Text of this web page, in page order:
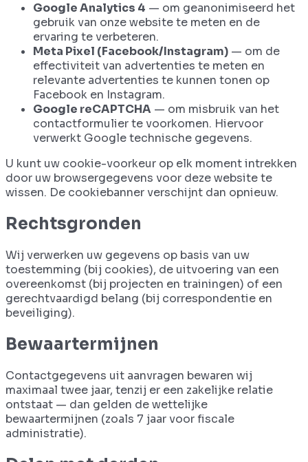
Google Analytics 4 — om geanonimiseerd het
gebruik van onze website te meten en de
ervaring te verbeteren.
Meta Pixel (Facebook/Instagram) — om de
effectiviteit van advertenties te meten en
relevante advertenties te kunnen tonen op
Facebook en Instagram.
Google reCAPTCHA — om misbruik van het
contactformulier te voorkomen. Hiervoor
verwerkt Google technische gegevens.
U kunt uw cookie-voorkeur op elk moment intrekken
door uw browsergegevens voor deze website te
wissen. De cookiebanner verschijnt dan opnieuw.
Rechtsgronden
Wij verwerken uw gegevens op basis van uw
toestemming (bij cookies), de uitvoering van een
overeenkomst (bij projecten en trainingen) of een
gerechtvaardigd belang (bij correspondentie en
beveiliging).
Bewaartermijnen
Contactgegevens uit aanvragen bewaren wij
maximaal twee jaar, tenzij er een zakelijke relatie
ontstaat — dan gelden de wettelijke
bewaartermijnen (zoals 7 jaar voor fiscale
administratie).